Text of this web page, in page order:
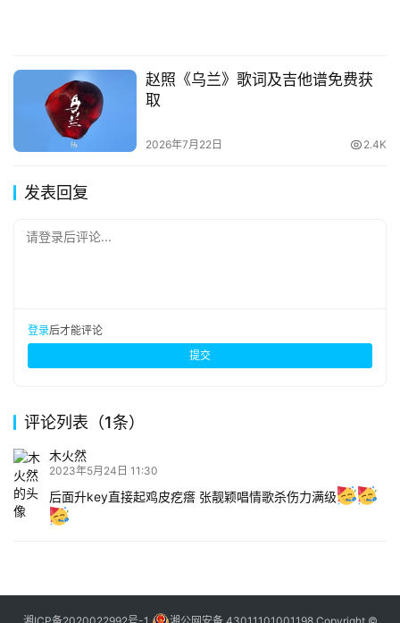
赵照《乌兰》歌词及吉他谱免费获
取
2026年7月22日 2.4K
发表回复
请登录后评论...
登录后才能评论
提交
评论列表（1条）
木火然
2023年5月24日 11:30
后面升key直接起鸡皮疙瘩 张靓颖唱情歌杀伤力满级